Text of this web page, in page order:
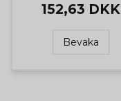
152,63 DKK
Bevaka